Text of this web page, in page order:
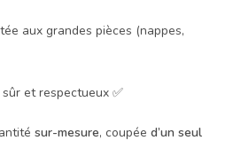
aux grandes pièces (nappes,
et respectueux ✅
sur-mesure, coupéed’un seul